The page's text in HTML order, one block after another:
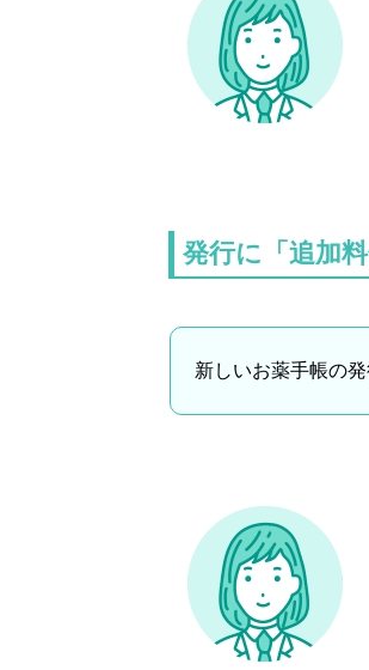
発行に「追加
新しいお薬手帳の